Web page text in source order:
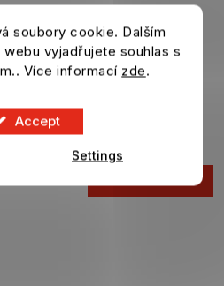
soubory cookie. Dalším
vyjadřujete souhlas s
Více informací zde.
Accept
Settings
MADRID black
In stock